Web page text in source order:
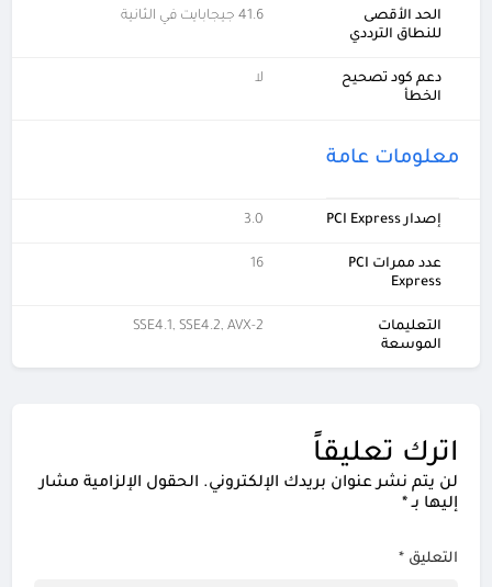
الحد الأقصى
للنطاق الترددي
41.6 جيجابايت في الثانية
دعم كود تصحيح
الخطأ
لا
معلومات عامة
إصدار PCI Express 3.0
عدد ممرات PCI
Express
16
التعليمات
الموسعة
SSE4.1, SSE4.2, AVX-2
اترك تعليقاً
لن يتم نشر عنوان بريدك الإلكتروني. الحقول الإلزامية مشار
إليها بـ*
التعليق *